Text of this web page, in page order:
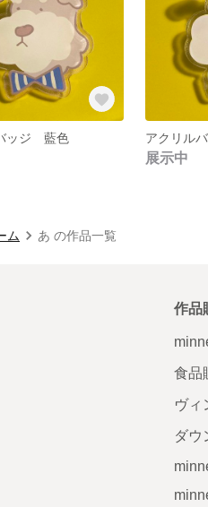
ッジ 藍色 アクリル
展示中
ム あ の作品一覧
作品
食品
ヴィ
ダウ